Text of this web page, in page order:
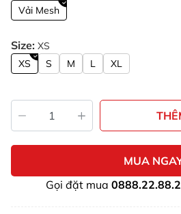
Vải Mesh
Size: XS
XS S M L XL
MUA
Gọi đặt mua